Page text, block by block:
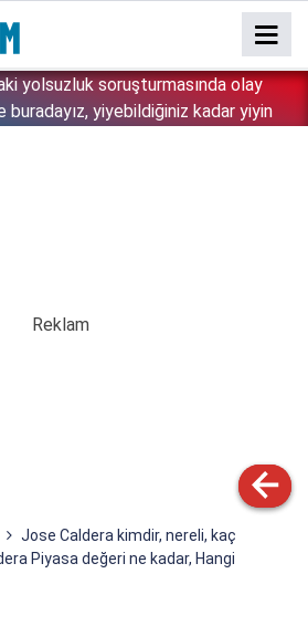
yolsuzluk soruşturmasında olay
buradayız, yiyebildiğiniz kadar yiyin
Jose Caldera kimdir, nereli, kaç
Piyasa değeri ne kadar, Hangi